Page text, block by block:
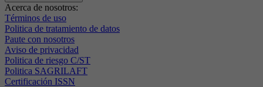
Acerca de nosotros:
Términos de uso
Politica de tratamiento de datos
Paute con nosotros
Aviso de privacidad
Politica de riesgo C/ST
Politica SAGRILAFT
Certificación ISSN